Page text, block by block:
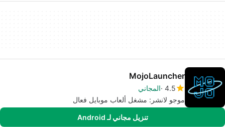
MojoLauncher
4.5 المجاني
موجو لانشر: مشغل ألعاب موبايل فعال
تنزيل مجاني لـ Android